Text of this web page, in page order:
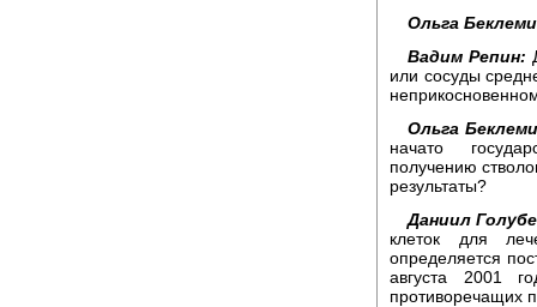
Ольга
Вадим Репин:
или сосуды
Ольга
начато
получению
результаты?
Даниил
клеток для
определяется
августа 2001
противоречащих